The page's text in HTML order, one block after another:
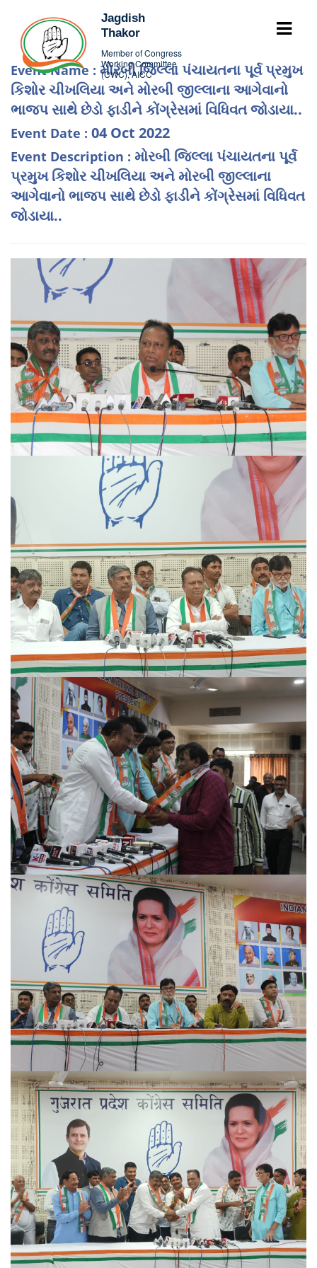
Jagdish
Thakor
Member of Congress
Working Committee
(CWC), AICC
Event Name : મોરબી જિલ્લા પંચાયતના પૂર્વ પ્રમુખ
કિશોર ચીખલિયા અને મોરબી જીલ્લાના આગેવાનો
ભાજપ સાથે છેડો ફાડીને કોંગ્રેસમાં વિધિવત જોડાયા..
Event Date : 04 Oct 2022
Event Description : મોરબી જિલ્લા પંચાયતના પૂર્વ
પ્રમુખ કિશોર ચીખલિયા અને મોરબી જીલ્લાના
આગેવાનો ભાજપ સાથે છેડો ફાડીને કોંગ્રેસમાં વિધિવત
જોડાયા..